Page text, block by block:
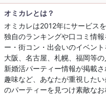
オミカレとは？
オミカレは2012年にサービス
独自のランキングや口コミ情
ー・街コン・出会いのイベン
大阪、名古屋、札幌、福岡等
新婚活パーティー情報が掲載
趣味など、あなたが重視した
のパーティーを見つけ素敵なお